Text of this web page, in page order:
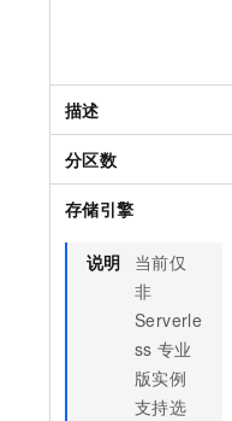
描述
分区数
存储引擎
说明
当前仅
非
Serverle
ss 专业
版实例
支持选